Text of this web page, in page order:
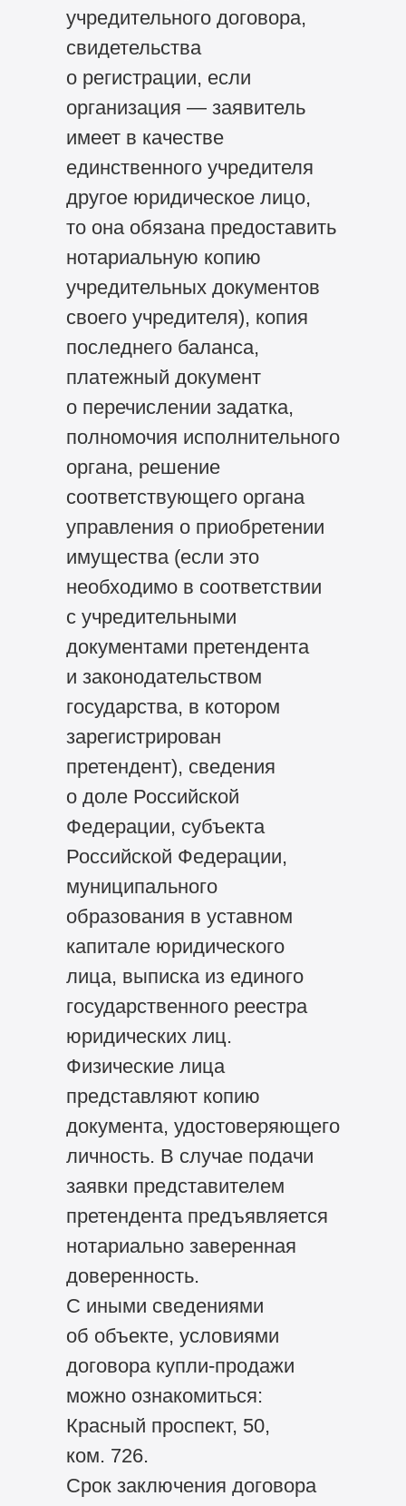
учредительного договора,
свидетельства
о регистрации, если
организация — заявитель
имеет в качестве
единственного учредителя
другое юридическое лицо,
то она обязана предоставить
нотариальную копию
учредительных документов
своего учредителя), копия
последнего баланса,
платежный документ
о перечислении задатка,
полномочия исполнительного
органа, решение
соответствующего органа
управления о приобретении
имущества (если это
необходимо в соответствии
с учредительными
документами претендента
и законодательством
государства, в котором
зарегистрирован
претендент), сведения
о доле Российской
Федерации, субъекта
Российской Федерации,
муниципального
образования в уставном
капитале юридического
лица, выписка из единого
государственного реестра
юридических лиц.
Физические лица
представляют копию
документа, удостоверяющего
личность. В случае подачи
заявки представителем
претендента предъявляется
нотариально заверенная
доверенность.
С иными сведениями
об объекте, условиями
договора купли-продажи
можно ознакомиться:
Красный проспект, 50,
ком. 726.
Срок заключения договора